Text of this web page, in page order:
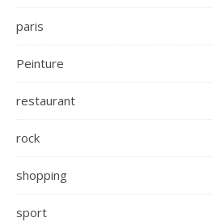
paris
Peinture
restaurant
rock
shopping
sport